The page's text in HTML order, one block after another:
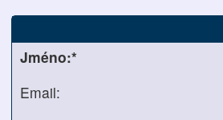
Jméno:*
Email: